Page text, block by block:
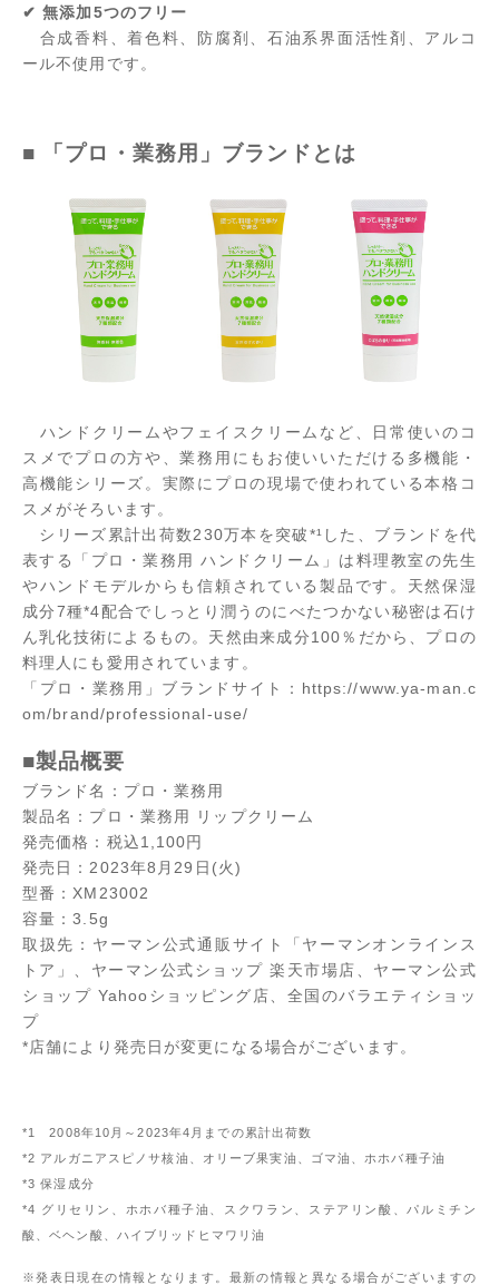
✔ 無添加5つのフリー
合成香料、着色料、防腐剤、石油系界面活性剤、アルコ
ール不使用です。
■ 「プロ・業務用」ブランドとは
ハンドクリームやフェイスクリームなど、日常使いのコ
スメでプロの方や、業務用にもお使いいただける多機能・
高機能シリーズ。実際にプロの現場で使われている本格コ
スメがそろいます。
シリーズ累計出荷数230万本を突破*¹した、ブランドを代
表する「プロ・業務用 ハンドクリーム」は料理教室の先生
やハンドモデルからも信頼されている製品です。天然保湿
成分7種*4配合でしっとり潤うのにべたつかない秘密は石け
ん乳化技術によるもの。天然由来成分100％だから、プロの
料理人にも愛用されています。
「プロ・業務用」ブランドサイト： https://www.ya-man.c
om/brand/professional-use/
■製品概要
ブランド名：プロ・業務用
製品名：プロ・業務用 リップクリーム
発売価格：税込1,100円
発売日：2023年8月29日(火)
型番：XM23002
容量：3.5g
取扱先：ヤーマン公式通販サイト「ヤーマンオンラインス
トア」、ヤーマン公式ショップ 楽天市場店、ヤーマン公式
ショップ Yahooショッピング店、全国のバラエティショッ
プ
*店舗により発売日が変更になる場合がございます。
*1 2008年10月～2023年4月までの累計出荷数
*2 アルガニアスピノサ核油、オリーブ果実油、ゴマ油、ホホバ種子油
*3 保湿成分
*4 グリセリン、ホホバ種子油、スクワラン、ステアリン酸、パルミチン
酸、ベヘン酸、ハイブリッドヒマワリ油
※発表日現在の情報となります。最新の情報と異なる場合がございますの